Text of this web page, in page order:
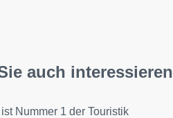
auch interessieren
Nummer 1 der Touristik